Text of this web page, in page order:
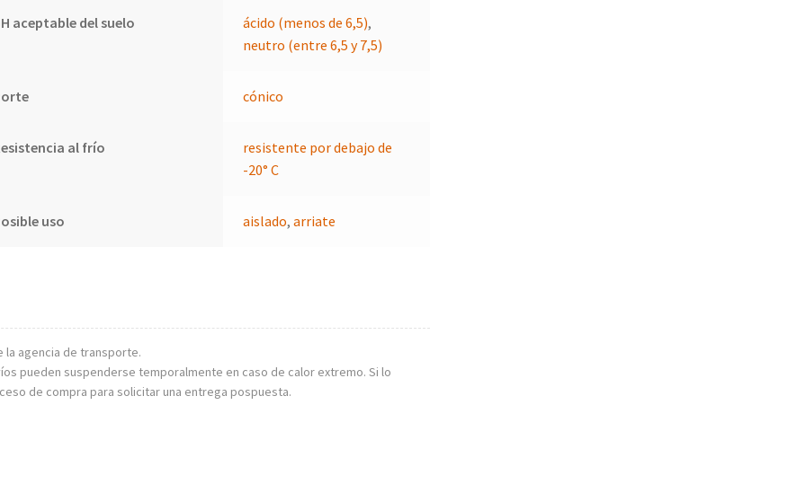
aceptable del suelo ácido (menos de 6,5),
neutro (entre 6,5 y 7,5)
cónico
al frío
resistente por debajo de
-20° C
uso aislado,arriate
la agencia de transporte.
pueden suspenderse temporalmente en caso de calor extremo. Si lo
de compra para solicitar una entrega pospuesta.